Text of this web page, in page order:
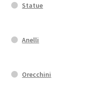
Statue
Anelli
Orecchini